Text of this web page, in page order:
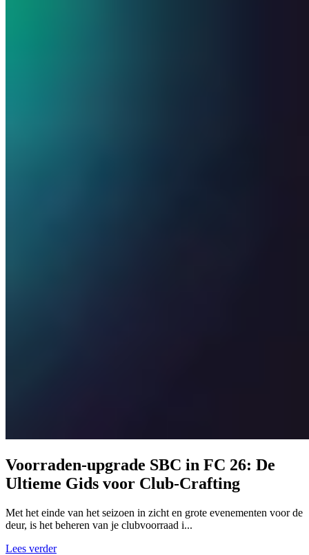
Voorraden-upgrade SBC in FC 26: De
Ultieme Gids voor Club-Crafting
Met het einde van het seizoen in zicht en grote evenementen voor de
deur, is het beheren van je clubvoorraad i...
Lees verder